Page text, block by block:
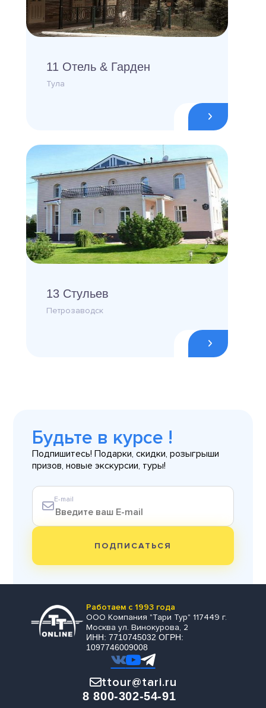
11 Отель & Гарден
Тула
13 Стульев
Петрозаводск
Будьте в курсе !
Подпишитесь! Подарки, скидки, розыгрыши
призов, новые экскурсии, туры!
E-mail
ПОДПИСАТЬСЯ
Работаем с 1993 года
ООО Компания "Тари Тур" 117449 г.
Москва ул. Винокурова, 2
ИНН: 7710745032 ОГРН:
1097746009008
ttour@tari.ru
8 800-302-54-91